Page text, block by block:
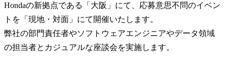
Hondaの新拠点である「大阪」にて、応募意思不問のイベン
トを「現地・対面」にて開催いたします。
弊社の部門責任者やソフトウェアエンジニアやデータ領域
の担当者とカジュアルな座談会を実施します。